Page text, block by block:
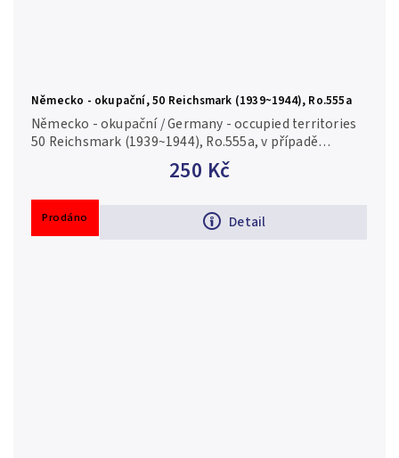
Německo - okupační, 50 Reichsmark (1939~1944), Ro.555a
250 Kč
Detail
Německo - okupační / Germany - occupied territories
50 Reichsmark (1939~1944), Ro.555a, v případě
konkrétní série je foto pouze ilustrační 2/VF
Prodáno